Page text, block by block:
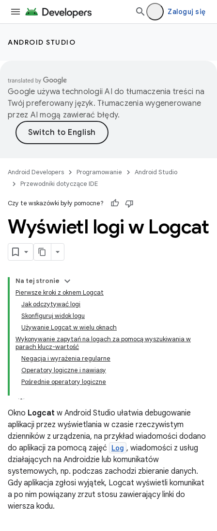
Zaloguj się
ANDROID STUDIO
Google używa technologii AI do tłumaczenia treści na
Twój preferowany język. Tłumaczenia wygenerowane
przez AI mogą zawierać błędy.
Android Developers Programowanie
Android Studio
Przewodniki dotyczące IDE
Czy te wskazówki były pomocne?
Wyświetl logi w Logcat
Na tej stronie
Pierwsze kroki z oknem Logcat
Jak odczytywać logi
Skonfiguruj widok logu
Używanie Logcat w wielu oknach
Wykonywanie zapytań na logach za pomocą wyszukiwania w
parach klucz-wartość
Negacja i wyrażenia regularne
Operatory logiczne i nawiasy
Pośrednie operatory logiczne
Okno Logcat w Android Studio ułatwia debugowanie
aplikacji przez wyświetlania w czasie rzeczywistym
dzienników z urządzenia, na przykład wiadomości dodano
do aplikacji za pomocą zajęć Log , wiadomości z usług
działających na Androidzie lub komunikatów
systemowych, np. podczas zachodzi zbieranie danych.
Gdy aplikacja zgłosi wyjątek, Logcat wyświetli komunikat
a po nim powiązany zrzut stosu zawierający linki do
wiersza kodu.